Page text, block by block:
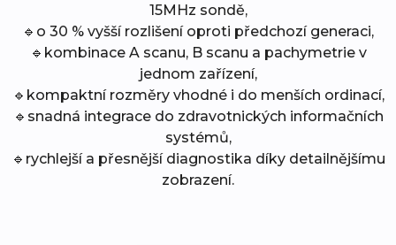
15MHz sondě,
🔹o 30 % vyšší rozlišení oproti předchozí generaci,
🔹kombinace A scanu, B scanu a pachymetrie v
jednom zařízení,
🔹kompaktní rozměry vhodné i do menších ordinací,
🔹snadná integrace do zdravotnických informačních
systémů,
🔹rychlejší a přesnější diagnostika díky detailnějšímu
zobrazení.